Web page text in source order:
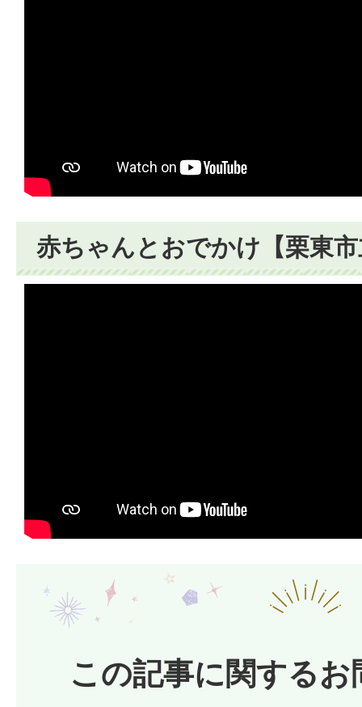
赤ちゃんとおでかけ【栗東
この記事に関するお